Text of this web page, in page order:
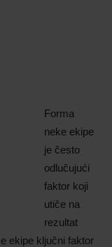
Forma
neke ekipe
je često
odlučujući
faktor koji
utiče na
rezultat
ekipe ključni faktor